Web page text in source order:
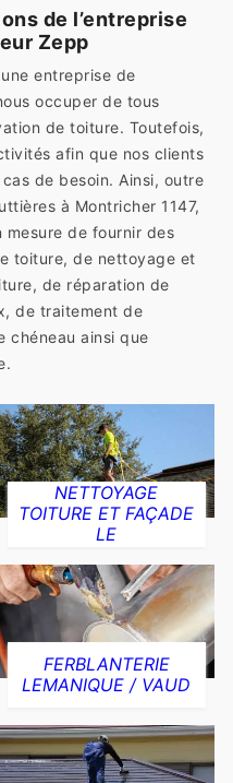
de l’entreprise
Zepp
entreprise de
occuper de tous
de toiture. Toutefois,
afin que nos clients
de besoin. Ainsi, outre
à Montricher 1147,
mesure de fournir des
toiture, de nettoyage et
de réparation de
de traitement de
chéneau ainsi que
NETTOYAGE
TOITURE ET FAÇADE
LE
FERBLANTERIE
LEMANIQUE / VAUD